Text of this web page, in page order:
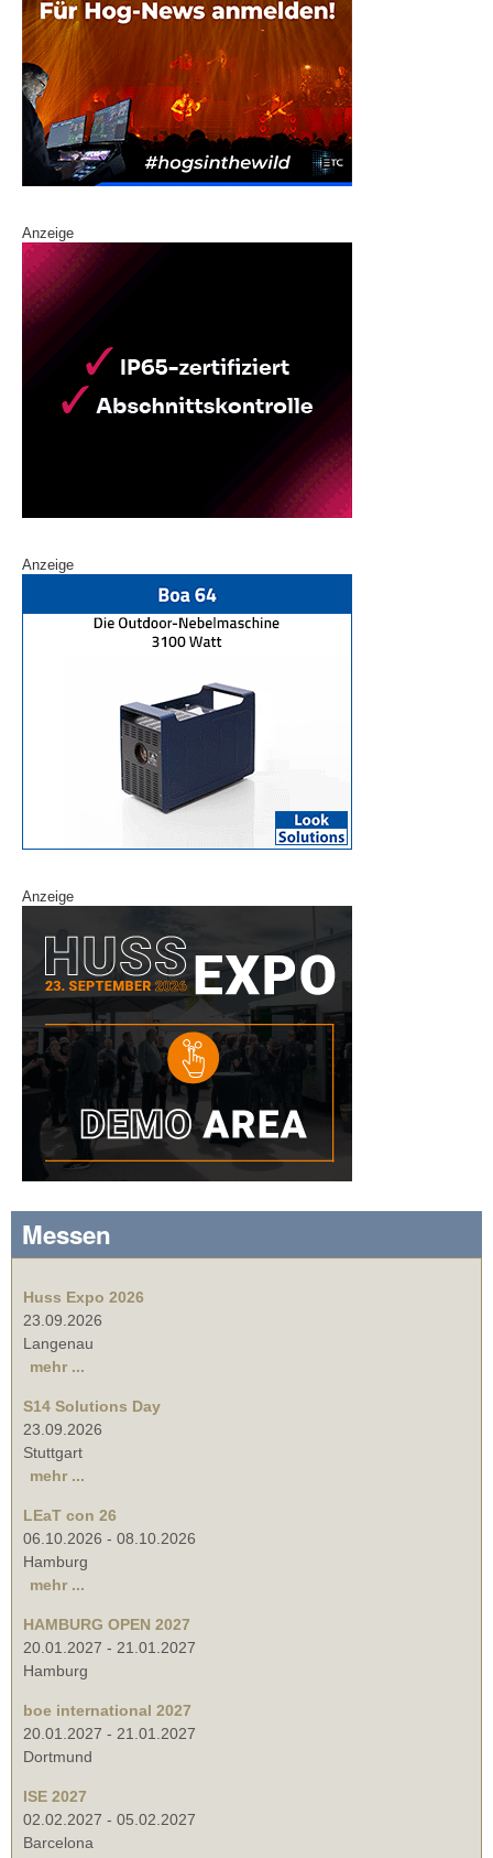
Anzeige
Anzeige
Anzeige
Messen
Huss Expo 2026
23.09.2026
Langenau
mehr ...
S14 Solutions Day
23.09.2026
Stuttgart
mehr ...
LEaT con 26
06.10.2026 - 08.10.2026
Hamburg
mehr ...
HAMBURG OPEN 2027
20.01.2027 - 21.01.2027
Hamburg
boe international 2027
20.01.2027 - 21.01.2027
Dortmund
ISE 2027
02.02.2027 - 05.02.2027
Barcelona